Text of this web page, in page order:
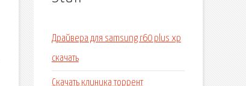
Драйвера для samsung r60 plus xp
скачать
Скачать клиника торрент